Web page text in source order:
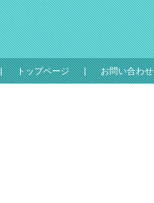
トップページ お問い合わせ